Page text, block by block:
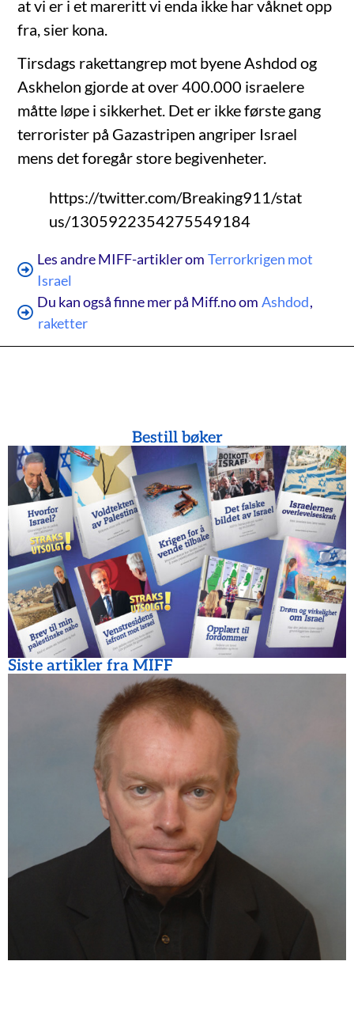
at vi er i et mareritt vi enda ikke har våknet opp
fra, sier kona.
Tirsdags rakettangrep mot byene Ashdod og
Askhelon gjorde at over 400.000 israelere
måtte løpe i sikkerhet. Det er ikke første gang
terrorister på Gazastripen angriper Israel
mens det foregår store begivenheter.
https://twitter.com/Breaking911/stat
us/1305922354275549184
Les andre MIFF-artikler om Terrorkrigen mot
Israel
Du kan også finne mer på Miff.no om Ashdod,
raketter
Bestill bøker
Siste artikler fra MIFF